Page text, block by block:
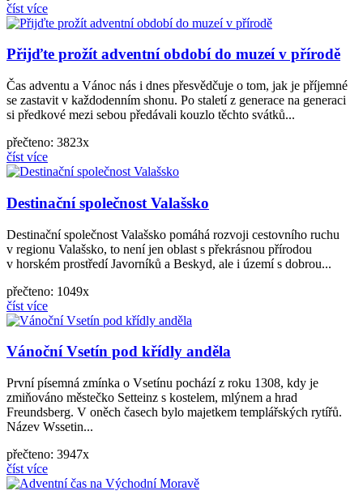
číst více
Přijďte prožít adventní období do muzeí v přírodě
Čas adventu a Vánoc nás i dnes přesvědčuje o tom, jak je příjemné
se zastavit v každodenním shonu. Po staletí z generace na generaci
si předkové mezi sebou předávali kouzlo těchto svátků...
přečteno: 3823x
číst více
Destinační společnost Valašsko
Destinační společnost Valašsko pomáhá rozvoji cestovního ruchu
v regionu Valašsko, to není jen oblast s překrásnou přírodou
v horském prostředí Javorníků a Beskyd, ale i území s dobrou...
přečteno: 1049x
číst více
Vánoční Vsetín pod křídly anděla
První písemná zmínka o Vsetínu pochází z roku 1308, kdy je
zmiňováno městečko Setteinz s kostelem, mlýnem a hrad
Freundsberg. V oněch časech bylo majetkem templářských rytířů.
Název Wssetin...
přečteno: 3947x
číst více